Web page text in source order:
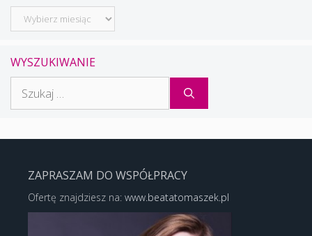
Archiwum
WYSZUKIWANIE
ZAPRASZAM DO WSPÓŁPRACY
Ofertę znajdziesz na: www.beatatomaszek.pl